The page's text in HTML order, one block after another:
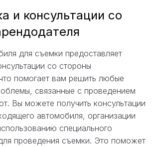
и консультации со
для съемки предоставляет
со стороны
помогает вам решить любые
связанные с проведением
Вы можете получить консультации
автомобиля, организации
специального
проведения съемки. Это поможет